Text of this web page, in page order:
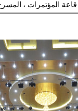
قاعة المؤتمرات ،